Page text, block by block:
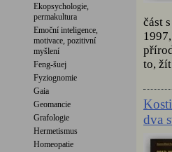
Ekopsychologie,
permakultura
Emoční inteligence,
motivace, pozitivní
myšlení
Feng-šuej
Fyziognomie
Gaia
Geomancie
Grafologie
Hermetismus
Homeopatie
část
to,
dva